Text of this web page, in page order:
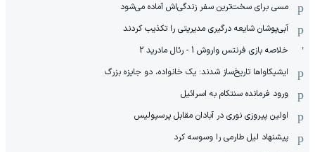
مسی برای سخت‌ترین سفر زندگی‌اش آماده می‌شود
آبی‌پوشان شایعه درگیری مدیریتی را تکذیب کردند
خلاصه بازی فرنتس واروش 1 - رئال مادرید 2
ایشیکاوا‌ها تاریخ‌ساز شدند: یک خانواده، دو جایزه بزرگ
ورود فرمانده سنتکام به اسرائیل
اولین پیروزی نوری در آبادان مقابل پرسپولیس
پیشنهاد لیل طارمی را وسوسه کرد